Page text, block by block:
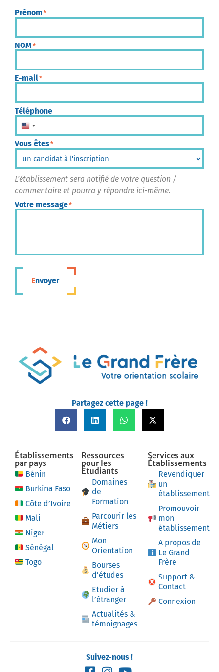
Prénom *
NOM *
E-mail*
Téléphone
États-Unis +1
Vous êtes*
L'établissement sera notifié de votre question /
commentaire et pourra y répondre ici-même.
Votre message*
Envoyer
Partagez cette page !
Établissements
par pays
Bénin
Burkina Faso
Côte d’Ivoire
Mali
Niger
Sénégal
Togo
Ressources
pour les
Étudiants
Domaines
de
Formation
Parcourir les
Métiers
Mon
Orientation
Bourses
d’études
Etudier à
l’étranger
Actualités &
témoignages
Services aux
Établissements
Revendiquer
un
établissement
Promouvoir
mon
établissement
A propos de
Le Grand
Frère
Support &
Contact
Connexion
Suivez-nous !